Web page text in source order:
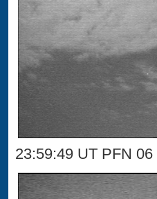
23:59:49 UT PFN